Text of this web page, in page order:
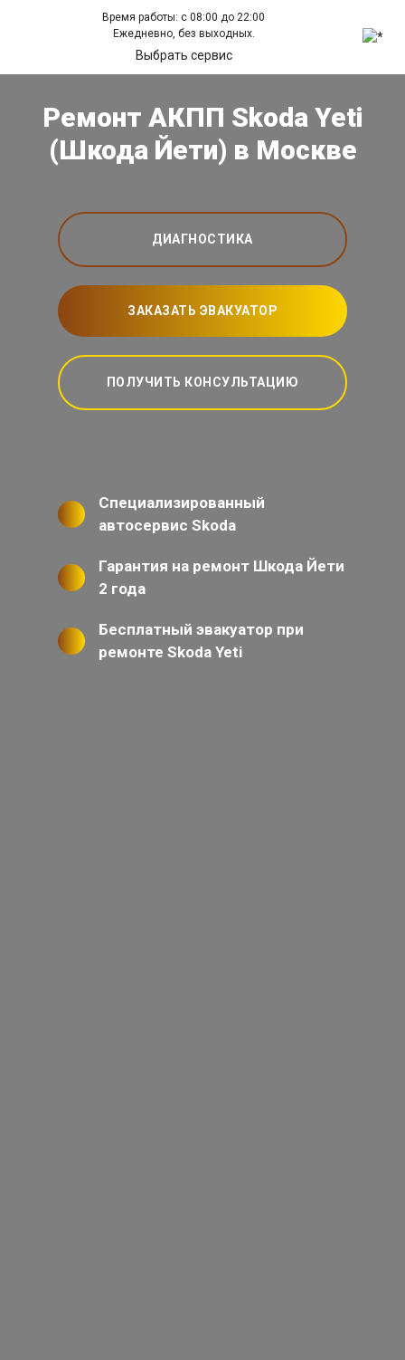
Время работы: с 08:00 до 22:00
Ежедневно, без выходных.
Выбрать сервис
Ремонт АКПП Skoda Yeti
(Шкода Йети) в Москве
ДИАГНОСТИКА
ЗАКАЗАТЬ ЭВАКУАТОР
ПОЛУЧИТЬ КОНСУЛЬТАЦИЮ
Специализированный
автосервис Skoda
Гарантия на ремонт Шкода Йети
2 года
Бесплатный эвакуатор при
ремонте Skoda Yeti